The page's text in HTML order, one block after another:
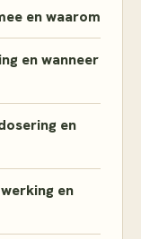
en waarom
en wanneer
en
en